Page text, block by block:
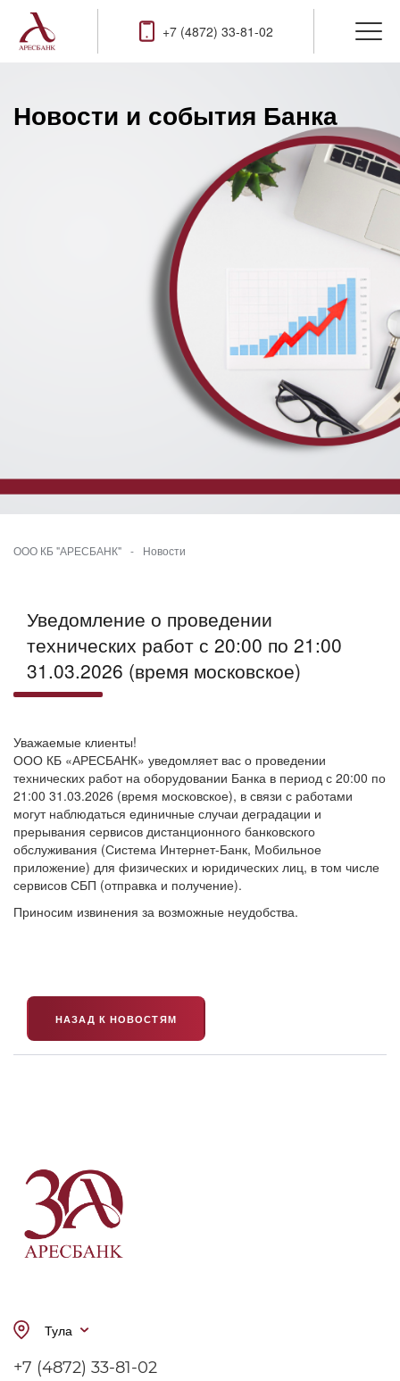
+7 (4872) 33-81-02
Новости и события Банка
ООО КБ "АРЕСБАНК" - Новости
Уведомление о проведении
технических работ с 20:00 по 21:00
31.03.2026 (время московское)
Уважаемые клиенты!
ООО КБ «АРЕСБАНК» уведомляет вас о проведении
технических работ на оборудовании Банка в период с 20:00 по
21:00 31.03.2026 (время московское), в связи с работами
могут наблюдаться единичные случаи деградации и
прерывания сервисов дистанционного банковского
обслуживания (Система Интернет-Банк, Мобильное
приложение) для физических и юридических лиц, в том числе
сервисов СБП (отправка и получение).
Приносим извинения за возможные неудобства.
НАЗАД К НОВОСТЯМ
Тула
+7 (4872) 33-81-02